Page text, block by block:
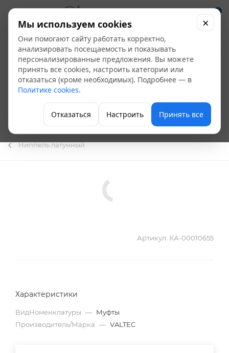
0
Ниппель
переходной Valtec
3/4"х1/2" НР - НР
нержавеющая сталь
VTi.580.I.0504
Ниппель латунный
Артикул: КА-00010655
Характеристики
ВидНоменклатуры — Муфты
Производитель/Марка — VALTEC
Мы используем cookies
Они помогают сайту работать корректно,
анализировать посещаемость и показывать
персонализированные предложения. Вы можете
принять все cookies, настроить категории или
отказаться (кроме необходимых). Подробнее — в
Политике cookies.
Отказаться Настроить Принять все
×